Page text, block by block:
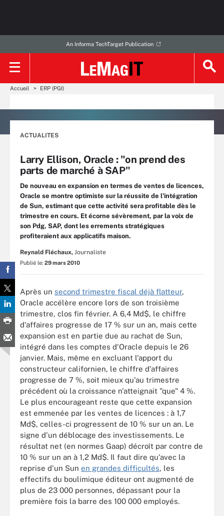
An Informa TechTarget Publication
Accueil ERP (PGI)
ACTUALITES
Larry Ellison, Oracle : "on prend des
parts de marché à SAP"
De nouveau en expansion en termes de ventes de licences,
Oracle se montre optimiste sur la réussite de l'intégration
de Sun, estimant que cette activité sera profitable dès le
trimestre en cours. Et écorne sévèrement, par la voix de
son Pdg, SAP, dont les errements stratégiques
profiteraient aux applicatifs maison.
Reynald Fléchaux, Journaliste
Publié le: 29 mars 2010
Après un second trimestre fiscal déjà flatteur,
Oracle accélère encore lors de son troisième
trimestre, clos fin février. A 6,4 Md$, le chiffre
d'affaires progresse de 17 % sur un an, mais cette
expansion est en partie due au rachat de Sun,
intégré dans les comptes d'Oracle depuis le 26
janvier. Mais, même en excluant l'apport du
constructeur californien, le chiffre d'affaires
progresse de 7 %, soit mieux qu'au trimestre
précédent où la croissance n'atteignait "que" 4 %.
Le plus encourageant reste que cette expansion
est emmenée par les ventes de licences : à 1,7
Md$, celles-ci progressent de 10 % sur un an. Le
signe d'un déblocage des investissements. Le
résultat net (en normes Gaap) décroît par contre de
10 % sur un an à 1,2 Md$. Il faut dire qu'avec la
reprise d'un Sun en grandes difficultés, les
effectifs du boulimique éditeur ont augmenté de
plus de 23 000 personnes, dépassant pour la
première fois la barre des 100 000 employés.